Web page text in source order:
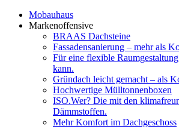
Mobauhaus
Markenoffensive
BRAAS Dachsteine
Fassadensanierung – mehr als
Für eine flexible
kann.
Gründach leicht gemacht – als
Hochwertige Mülltonnenboxen
ISO.Wer? Die mit den
Dämmstoffen.
Mehr Komfort im Dachgeschoss